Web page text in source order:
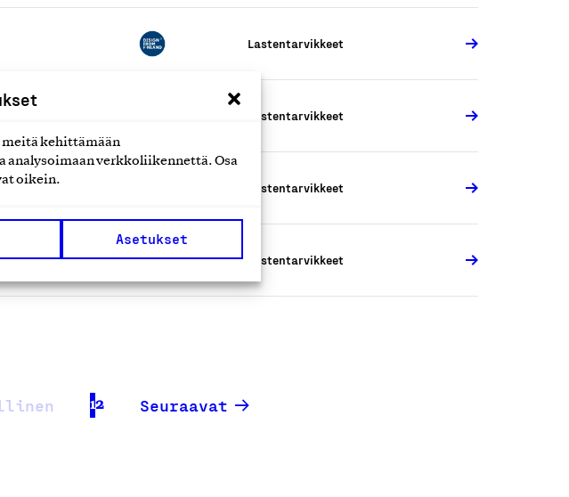
meitä kehittämään
analysoimaan verkkoliikennettä. Osa
oikein.
Asetukset
Lastentarvikkeet
Lastentarvikkeet
Lastentarvikkeet
Lastentarvikkeet
12 Seuraavat